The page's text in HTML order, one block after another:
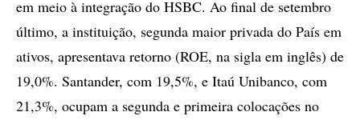
em meio à integração do HSBC. Ao final de setembro
último, a instituição, segunda maior privada do País em
ativos, apresentava retorno (ROE, na sigla em inglês) de
19,0%. Santander, com 19,5%, e Itaú Unibanco, com
21,3%, ocupam a segunda e primeira colocações no